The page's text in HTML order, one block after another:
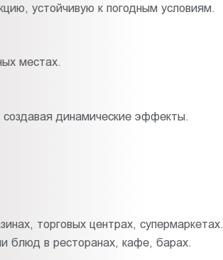
устойчивую к погодным условиям.
местах.
динамические эффекты.
торговых центрах, супермаркетах.
блюд в ресторанах, кафе, барах.